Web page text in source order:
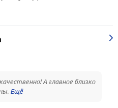
А главное близко